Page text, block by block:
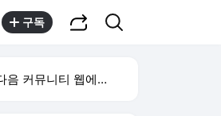
구독
뮤니티 웹에서 보기